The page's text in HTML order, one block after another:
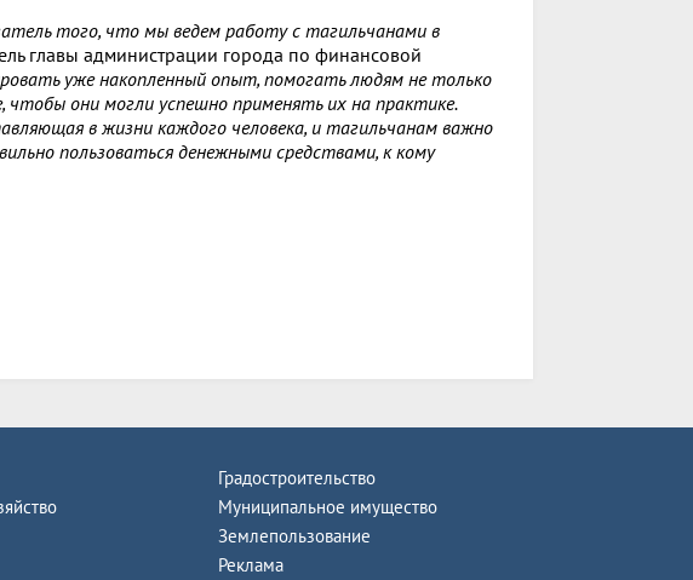
того, что мы ведем работу с тагильчанами в
главы администрации города по финансовой
уже накопленный опыт, помогать людям не только
чтобы они могли успешно применять их на практике.
в жизни каждого человека, и тагильчанам важно
пользоваться денежными средствами, к кому
Градостроительство
Муниципальное имущество
Землепользование
Реклама